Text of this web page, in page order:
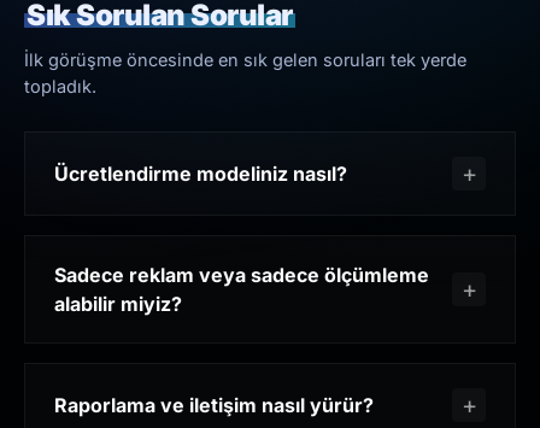
Sık Sorulan Sorular
İlk görüşme öncesinde en sık gelen soruları tek yerde
topladık.
Ücretlendirme modeliniz nasıl?
Sadece reklam veya sadece ölçümleme
alabilir miyiz?
Raporlama ve iletişim nasıl yürür?